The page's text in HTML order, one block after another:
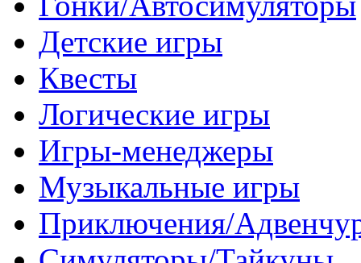
Детские игры
Квесты
Логические игры
Игры-менеджеры
Музыкальные игры
Приключения/